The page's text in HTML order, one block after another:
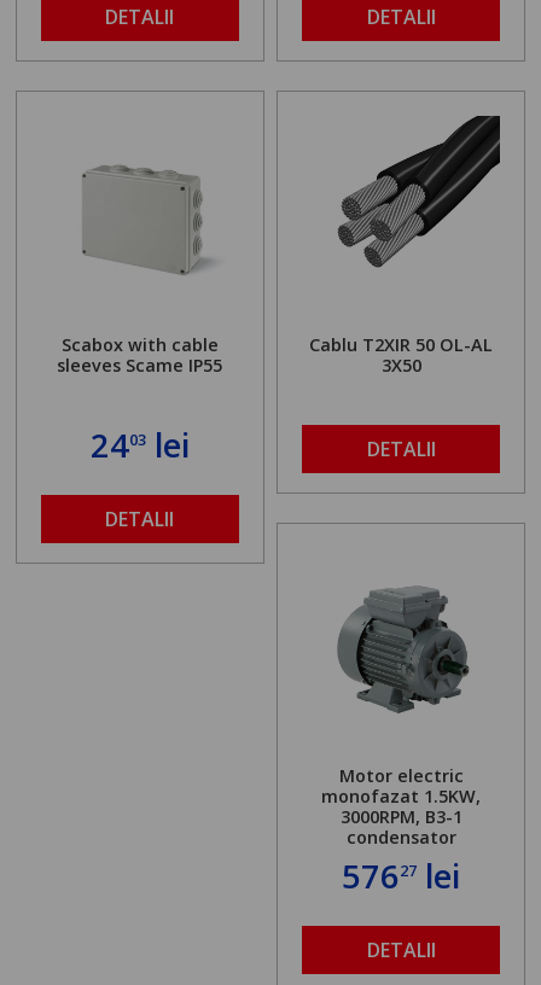
DETALII DETALII
Scabox with cable
sleeves Scame IP55
2403lei
DETALII
Cablu T2XIR 50 OL-AL
3X50
DETALII
Motor electric
monofazat 1.5KW,
3000RPM, B3-1
condensator
57627 lei
DETALII